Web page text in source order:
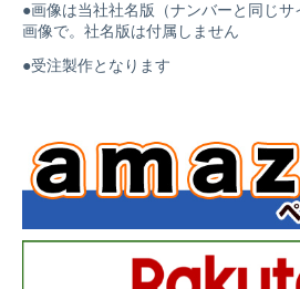
●画像は当社社名版（ナンバーと同じ
画像で。社名版は付属しません
●受注製作となります